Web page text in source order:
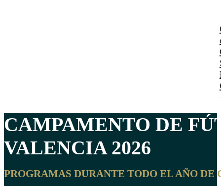
CAMPAMENTO DE
VALENCIA2026
PROGRAMAS DURANTE TODO EL AÑO DE